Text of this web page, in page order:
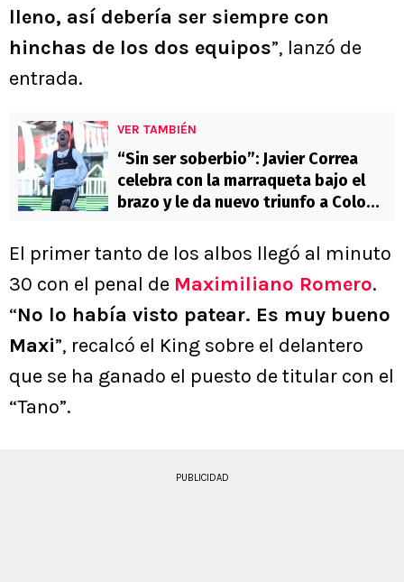
lleno, así debería ser siempre con
hinchas de los dos equipos”, lanzó de
entrada.
VER TAMBIÉN
“Sin ser soberbio”: Javier Correa
celebra con la marraqueta bajo el
brazo y le da nuevo triunfo a Colo
El primer tanto de los albos llegó al minuto
30 con el penal de Maximiliano Romero.
“No lo había visto patear. Es muy bueno
Maxi”, recalcó el King sobre el delantero
que se ha ganado el puesto de titular con el
“Tano”.
PUBLICIDAD